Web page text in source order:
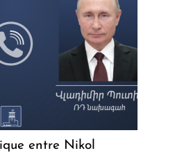
entre Nikol